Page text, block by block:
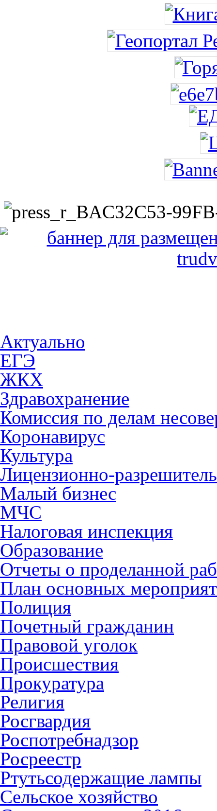
Актуально
ЕГЭ
ЖКХ
Здравохранение
Комиссия по делам
Коронавирус
Культура
Лицензионно-
Малый бизнес
МЧС
Налоговая инспекция
Образование
Отчеты о проделанной
План основных
Полиция
Почетный гражданин
Правовой уголок
Происшествия
Прокуратура
Религия
Росгвардия
Роспотребнадзор
Росреестр
Ртутьсодержащие лампы
Сельское хозяйство